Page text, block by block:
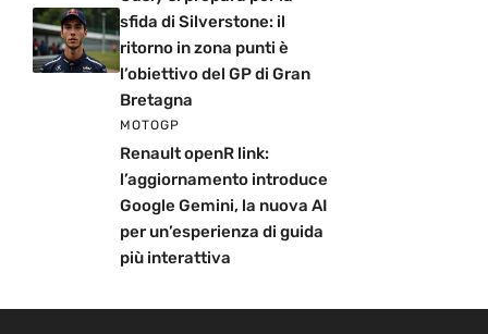
sfida di Silverstone: il
ritorno in zona punti è
l’obiettivo del GP di Gran
Bretagna
MOTOGP
Renault openR link:
l’aggiornamento introduce
Google Gemini, la nuova AI
per un’esperienza di guida
più interattiva